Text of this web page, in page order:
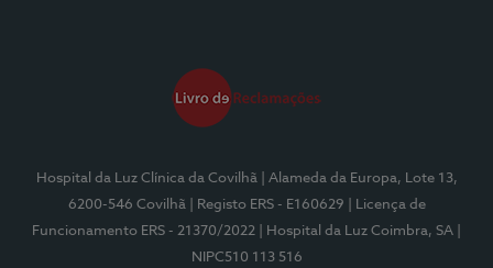
Hospital da Luz Clínica da Covilhã
| Alameda da Europa, Lote 13,
6200-546 Covilhã
| Registo ERS - E160629
| Licença de
Funcionamento ERS - 21370/2022
| Hospital da Luz Coimbra, SA
NIPC510 113 516